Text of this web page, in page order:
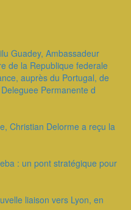
Guadey, Ambassadeur
de la Republique federale
auprès du Portugal, de
Permanente d
Christian Delorme a reçu la
: un pont stratégique pour
liaison vers Lyon, en